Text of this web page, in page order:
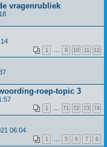
vragenrubliek
1 9 10 11 12
roep-topic 3
1 71 72 73 74
06:04
1 5 6 7 8